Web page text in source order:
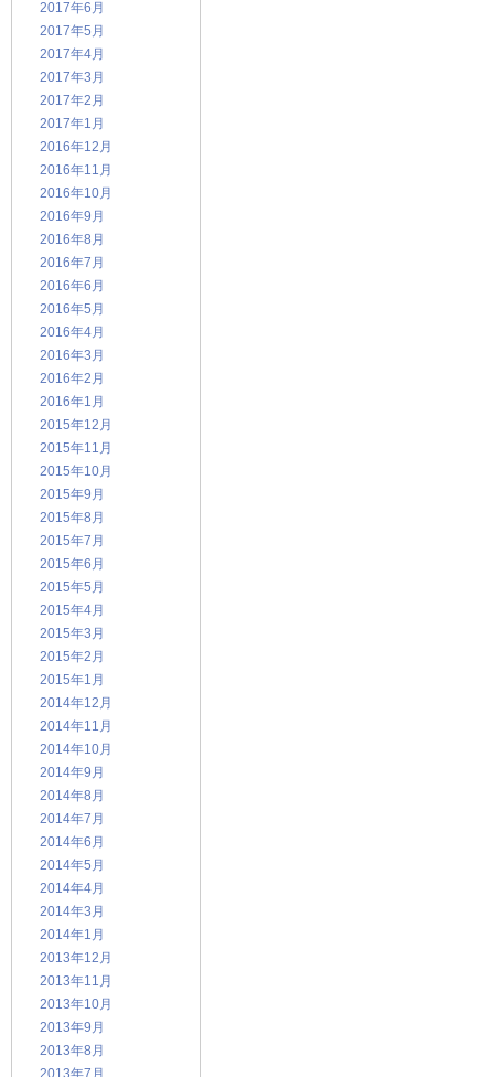
2017年6月
2017年5月
2017年4月
2017年3月
2017年2月
2017年1月
2016年12月
2016年11月
2016年10月
2016年9月
2016年8月
2016年7月
2016年6月
2016年5月
2016年4月
2016年3月
2016年2月
2016年1月
2015年12月
2015年11月
2015年10月
2015年9月
2015年8月
2015年7月
2015年6月
2015年5月
2015年4月
2015年3月
2015年2月
2015年1月
2014年12月
2014年11月
2014年10月
2014年9月
2014年8月
2014年7月
2014年6月
2014年5月
2014年4月
2014年3月
2014年1月
2013年12月
2013年11月
2013年10月
2013年9月
2013年8月
2013年7月